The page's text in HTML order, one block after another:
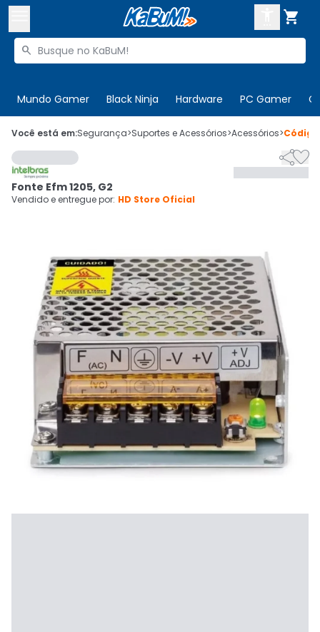

Buscar produtos

Mundo Gamer Black Ninja Hardware PC Gamer
 Olá. Acesse sua conta
 Departamentos
Cupons
Ativar tradutor em libras
Você está em:Segurança>Suportes e Acessórios>Acessórios>

Fonte Efm 1205, G2
Vendido e entregue por: HD Store Oficial